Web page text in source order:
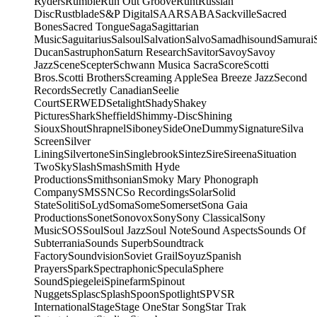
DiscRustbladeS&P DigitalSAARSABASackvilleSacred
BonesSacred TongueSagaSagittarian
MusicSaguitariusSalsoulSalvationSalvoSamadhisoundSamurai
DucanSastruphonSaturn ResearchSavitorSavoySavoy
JazzSceneScepterSchwann Musica SacraScoreScotti
Bros.Scotti BrothersScreaming AppleSea Breeze JazzSecond
RecordsSecretly CanadianSeelie
CourtSERWEDSetalightShadyShakey
PicturesSharkSheffieldShimmy-DiscShining
SiouxShoutShrapnelSiboneySideOneDummySignatureSilva
ScreenSilver
LiningSilvertoneSinSinglebrookSintezSireSireenaSituation
TwoSkySlashSmashSmith Hyde
ProductionsSmithsonianSmoky Mary Phonograph
CompanySMSSNCSo RecordingsSolarSolid
StateSolitiSoLydSomaSomeSomersetSona Gaia
ProductionsSonetSonovoxSonySony ClassicalSony
MusicSOSSoulSoul JazzSoul NoteSound AspectsSounds Of
SubterraniaSounds SuperbSoundtrack
FactorySoundvisionSoviet GrailSoyuzSpanish
PrayersSparkSpectraphonicSpeculaSphere
SoundSpiegeleiSpinefarmSpinout
NuggetsSplascSplashSpoonSpotlightSPVSR
InternationalStageStage OneStar SongStar Trak